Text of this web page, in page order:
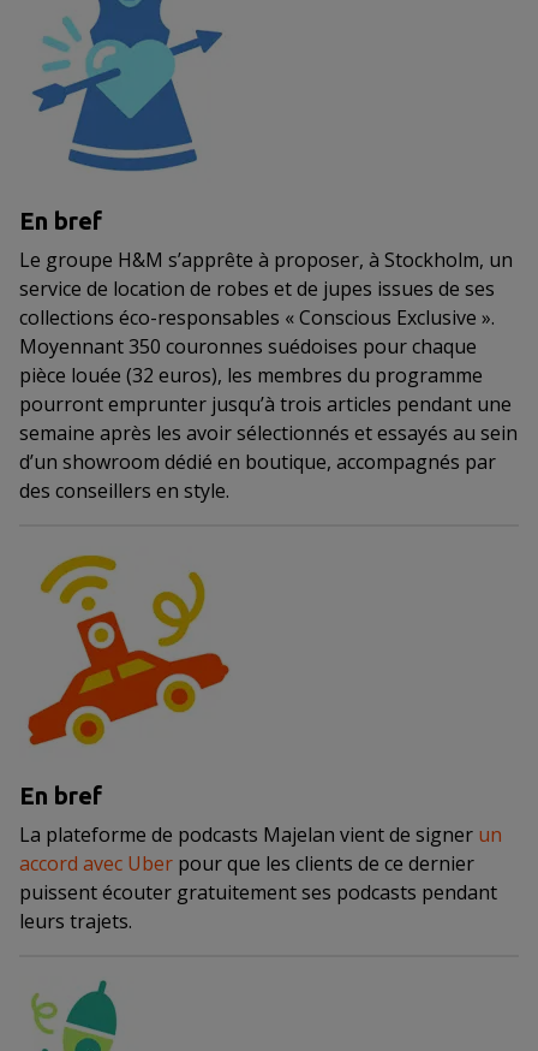
En bref
Le groupe H&M s’apprête à proposer, à Stockholm, un
service de location de robes et de jupes issues de ses
collections éco-responsables « Conscious Exclusive ».
Moyennant 350 couronnes suédoises pour chaque
pièce louée (32 euros), les membres du programme
pourront emprunter jusqu’à trois articles pendant une
semaine après les avoir sélectionnés et essayés au sein
d’un showroom dédié en boutique, accompagnés par
des conseillers en style.
En bref
La plateforme de podcasts Majelan vient de signer un
accord avec Uber pour que les clients de ce dernier
puissent écouter gratuitement ses podcasts pendant
leurs trajets.